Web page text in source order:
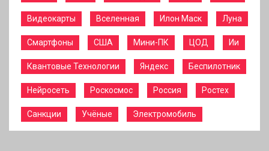
Видеокарты Вселенная Илон Маск Луна
Смартфоны США Мини-ПК ЦОД Ии
Квантовые Технологии Яндекс Беспилотник
Нейросеть Роскосмос Россия Ростех
Санкции Учёные Электромобиль